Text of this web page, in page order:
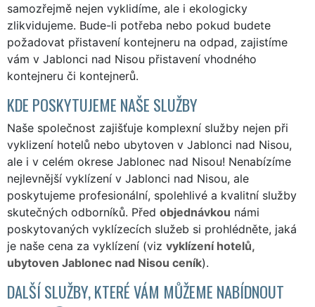
samozřejmě nejen vyklidíme, ale i ekologicky
zlikvidujeme. Bude-li potřeba nebo pokud budete
požadovat přistavení kontejneru na odpad, zajistíme
vám v Jablonci nad Nisou přistavení vhodného
kontejneru či kontejnerů.
KDE POSKYTUJEME NAŠE SLUŽBY
Naše společnost zajišťuje komplexní služby nejen při
vyklizení hotelů nebo ubytoven v Jablonci nad Nisou,
ale i v celém okrese Jablonec nad Nisou! Nenabízíme
nejlevnější vyklízení v Jablonci nad Nisou, ale
poskytujeme profesionální, spolehlivé a kvalitní služby
skutečných odborníků. Před objednávkou námi
poskytovaných vyklízecích služeb si prohlédněte, jaká
je naše cena za vyklízení (viz vyklízení hotelů,
ubytoven Jablonec nad Nisou ceník).
DALŠÍ SLUŽBY, KTERÉ VÁM MŮŽEME NABÍDNOUT